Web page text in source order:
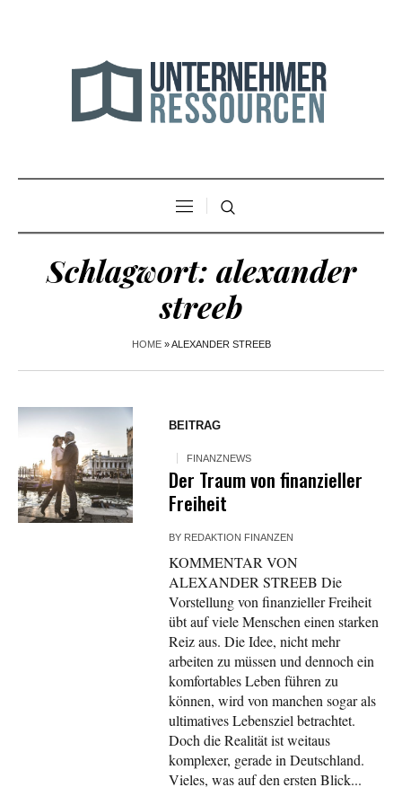
Schlagwort: alexander
streeb
HOME»ALEXANDER STREEB
BEITRAG
FINANZNEWS
Der Traum von finanzieller
Freiheit
BY REDAKTION FINANZEN
KOMMENTAR VON
ALEXANDER STREEB Die
Vorstellung von finanzieller Freiheit
übt auf viele Menschen einen starken
Reiz aus. Die Idee, nicht mehr
arbeiten zu müssen und dennoch ein
komfortables Leben führen zu
können, wird von manchen sogar als
ultimatives Lebensziel betrachtet.
Doch die Realität ist weitaus
komplexer, gerade in Deutschland.
Vieles, was auf den ersten Blick...